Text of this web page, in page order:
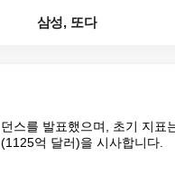
삼성, 또다
스를 발표했으며, 초기 지표
억 달러)을 시사합니다.